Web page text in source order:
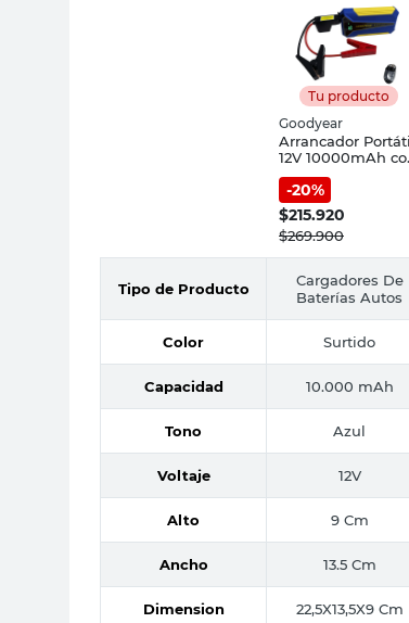
Tu producto
Goodyear
Arrancador
12V 10000mAh
Bolso Goodyear
-20%
$215.920
$269.900
Tipo de Producto
Cargadores De
Baterías Autos
Color Surtido
Capacidad 10.000 mAh
Tono Azul
Voltaje 12V
Alto 9 Cm
Ancho 13.5 Cm
Dimension 22,5X13,5X9 Cm